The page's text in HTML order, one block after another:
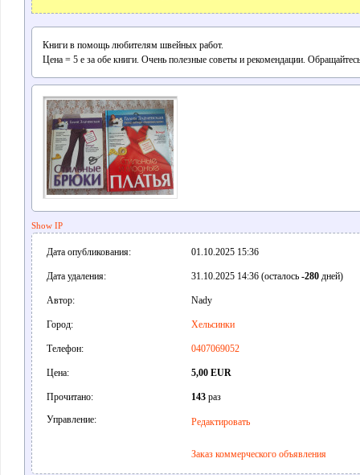
Книги в помощь любителям швейных работ.
Цена = 5 е за обе книги. Очень полезные советы и рекомендации.
Show IP
Дата опубликования: 01.10.2025 15:36
Дата удаления: 31.10.2025 14:36 (осталось -280дней)
Автор: Nady
Город: Хельсинки
Телефон: 0407069052
Цена: 5,00 EUR
Прочитано: 143раз
Управление:
Редактировать
Заказ коммерческого объявления